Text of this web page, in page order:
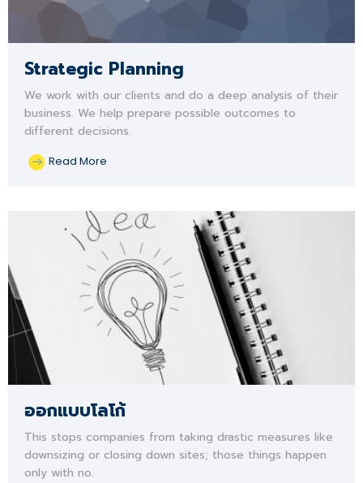
Strategic Planning
We work with our clients and do a deep analysis of their
business. We help prepare possible outcomes to
different decisions.
Read More
ออกแบบโลโก้
This stops companies from taking drastic measures like
downsizing or closing down sites; those things happen
only with no.